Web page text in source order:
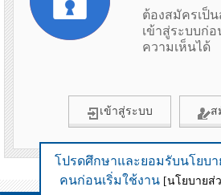
โปรดศึกษาและยอมรับนโยบ
คนก่อนเริ่มใช้งาน [นโยบายส่
ต้องสมัครเป็
เข้าสู่ระบบก่
ความเห็นได้
เข้าสู่ระบบ ส
ข้อมูลเมื่อ 3rd August 2026
โปรดศึกษาและยอมรับนโยบ
คนก่อนเริ่มใช้งาน [นโยบายส่